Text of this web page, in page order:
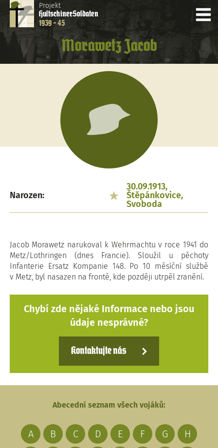
Projekt
HultschinerSoldaten
1939 - 45
Morawetz Jacob
Narozen:
30.09.1913,
Štěpánkovice,
Svoboda
Jacob Morawetz narukoval k Wehrmachtu v roce 1941 do
Metz/Lothringen (dnes Francie). Sloužil u pěchoty
Infanterie Ersatz Kompanie 148. Po 10 měsíční službě
v Metz, byl nasazen na frontě, kde později utrpěl zranění.
Chybí zde nějaké Informace nebo jsou
údaje nesprávné?
Kontaktujte nás
Abecední seznam všech vojáků:
A B C D E F G
H